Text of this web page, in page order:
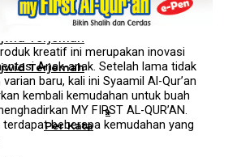
Terjemah
Terjemah
Wanita
Wanita Azalia
Per Kata
kreatif ini merupakan inovasi
Anak-anak. Setelah lama tidak
baru, kali ini Syaamil Al-Qur’an
kembali kemudahan untuk buah
MY FIRST AL-QUR’AN.
beberapa kemudahan yang